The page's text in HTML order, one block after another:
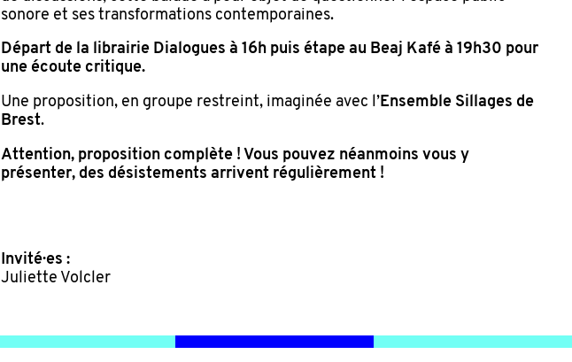
sonore et ses transformations contemporaines.
Départ de la librairie Dialogues à 16h puis étape au Beaj Kafé à 19h30 pour
une écoute critique.
Une proposition, en groupe restreint, imaginée avec l’Ensemble Sillages de
Brest.
Attention, proposition complète ! Vous pouvez néanmoins vous y
présenter, des désistements arrivent régulièrement !
Invité·es :
Juliette Volcler